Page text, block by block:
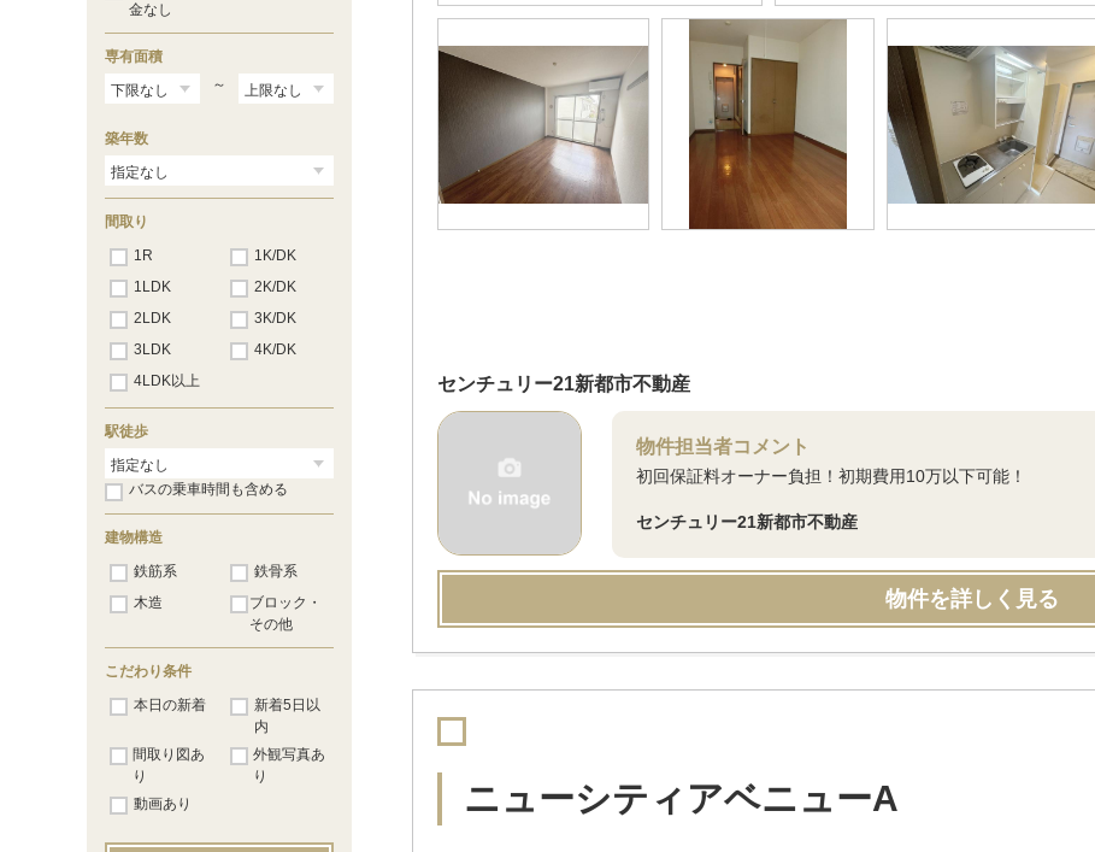
センチュリー21新都市不動産
物件担当者コメント
初回保証料オーナー負担！初期費用10万以下可能！
センチュリー21新都市不動産
物件を詳しく見る
ニューシティアベニューA
金なし
専有面積
～
築年数
間取り
1R
1K/DK
1LDK
2K/DK
2LDK
3K/DK
3LDK
4K/DK
4LDK以上
駅徒歩
バスの乗車時間も含める
建物構造
鉄筋系
鉄骨系
木造
ブロック・
その他
こだわり条件
本日の新着
新着5日以
内
間取り図あ
り
外観写真あ
り
動画あり